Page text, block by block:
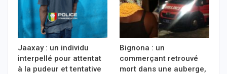
Jaaxay : un individu
interpellé pour attentat
à la pudeur et tentative
Bignona : un
commerçant retrouvé
mort dans une auberge,